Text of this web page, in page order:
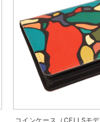
コインケース（CELLSモデ